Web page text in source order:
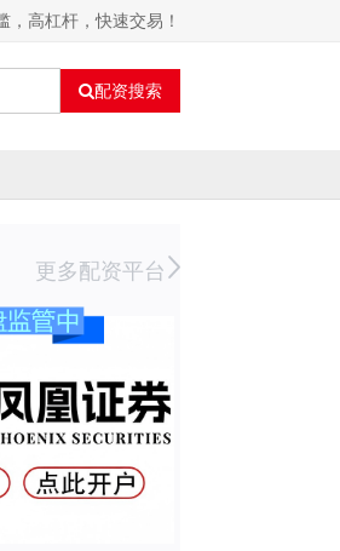
高杠杆，快速交易！
配资搜索
更多配资平台